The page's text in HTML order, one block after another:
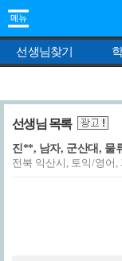
선생님찾기
선생님 목록
진**, 남자, 군산대, 물
전북 익산시, 토익/영어,